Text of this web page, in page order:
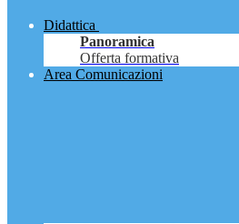
Didattica
Panoramica
Offerta formativa
Area Comunicazioni